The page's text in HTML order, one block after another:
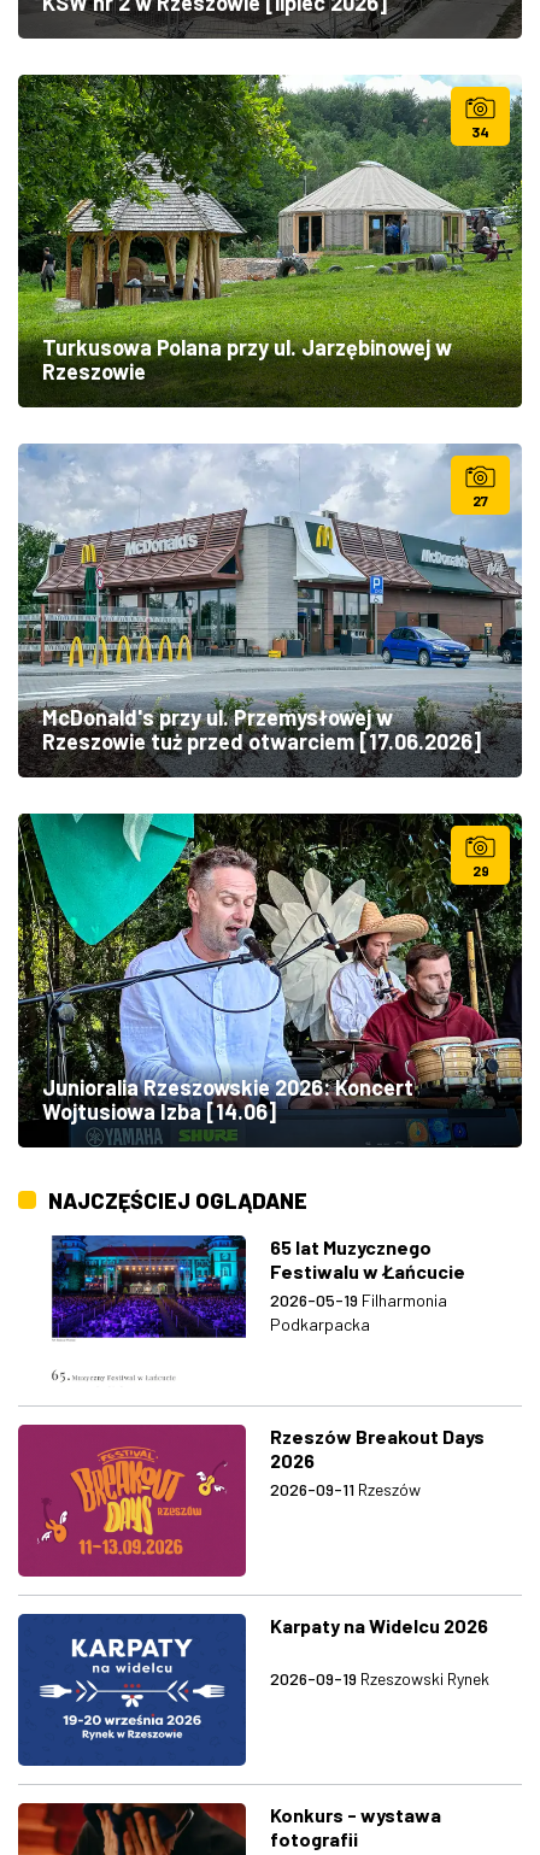
34
Turkusowa Polana przy ul. Jarzębinowej w
Rzeszowie
27
McDonald's przy ul. Przemysłowej w
Rzeszowie tuż przed otwarciem [17.06.2026]
29
Junioralia Rzeszowskie 2026: Koncert
Wojtusiowa Izba [14.06]
NAJCZĘŚCIEJ OGLĄDANE
65 lat Muzycznego
Festiwalu w Łańcucie
2026-05-19 Filharmonia
Podkarpacka
Rzeszów Breakout Days
2026
2026-09-11 Rzeszów
Karpaty na Widelcu 2026
2026-09-19 Rzeszowski Rynek
Konkurs - wystawa
fotografii